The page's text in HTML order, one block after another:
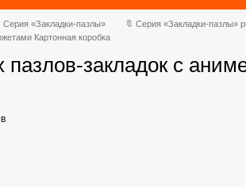
Серия «Закладки-пазлы»
🔖 Серия «Закладки-пазлы»
Картонная коробка
пазлов-закладок с